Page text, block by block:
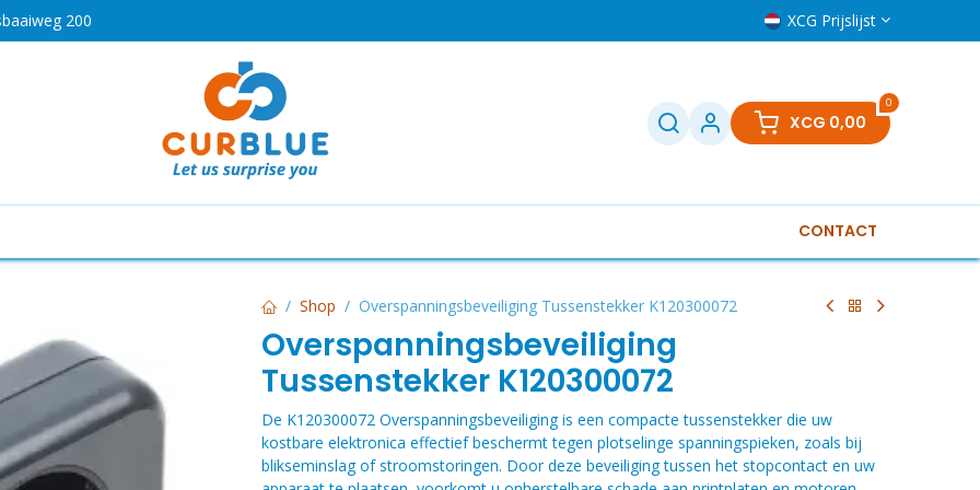
200 XCG Prijslijst
0
XCG 0,00
HOT
Boilers
CONTACT
Shop Overspanningsbeveiliging Tussenstekker K120300072
Overspanningsbeveiliging
Tussenstekker K120300072
De K120300072 Overspanningsbeveiliging is een compacte tussenstekker die uw
kostbare elektronica effectief beschermt tegen plotselinge spanningspieken, zoals bij
blikseminslag of stroomstoringen. Door deze beveiliging tussen het stopcontact en uw